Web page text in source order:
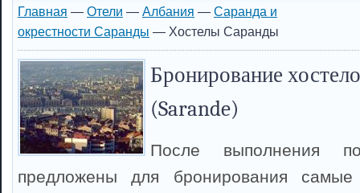
Главная — Отели — Албания — Саранда и
окрестности Саранды — Хостелы Саранды
Бронирование
(Sarande)
После выполнения
предложены для бронирования